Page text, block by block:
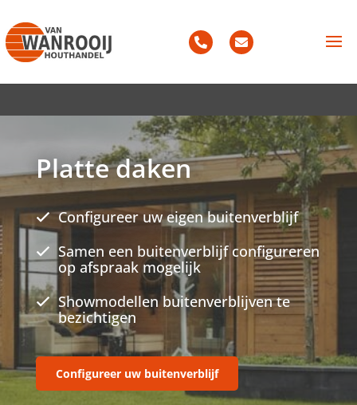
Platte daken
Configureer uw eigen buitenverblijf
Samen een buitenverblijf configureren
op afspraak mogelijk
Showmodellen buitenverblijven te
bezichtigen
Configureer uw buitenverblijf